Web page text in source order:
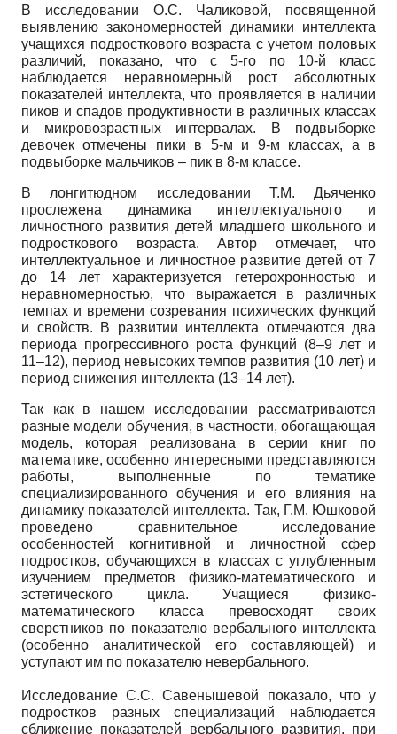
В исследовании О.С. Чаликовой, посвященной
выявлению закономерностей динамики интеллекта
учащихся подросткового возраста с учетом половых
различий, показано, что с 5-го по 10-й класс
наблюдается неравномерный рост абсолютных
показателей интеллекта, что проявляется в наличии
пиков и спадов продуктивности в различных классах
и микровозрастных интервалах. В подвыборке
девочек отмечены пики в 5-м и 9-м классах, а в
подвыборке мальчиков – пик в 8-м классе.
В лонгитюдном исследовании Т.М. Дьяченко
прослежена динамика интеллектуального и
личностного развития детей младшего школьного и
подросткового возраста. Автор отмечает, что
интеллектуальное и личностное развитие детей от 7
до 14 лет характеризуется гетерохронностью и
неравномерностью, что выражается в различных
темпах и времени созревания психических функций
и свойств. В развитии интеллекта отмечаются два
периода прогрессивного роста функций (8–9 лет и
11–12), период невысоких темпов развития (10 лет) и
период снижения интеллекта (13–14 лет).
Так как в нашем исследовании рассматриваются
разные модели обучения, в частности, обогащающая
модель, которая реализована в серии книг по
математике, особенно интересными представляются
работы, выполненные по тематике
специализированного обучения и его влияния на
динамику показателей интеллекта. Так, Г.М. Юшковой
проведено сравнительное исследование
особенностей когнитивной и личностной сфер
подростков, обучающихся в классах с углубленным
изучением предметов физико-математического и
эстетического цикла. Учащиеся физико-
математического класса превосходят своих
сверстников по показателю вербального интеллекта
(особенно аналитической его составляющей) и
уступают им по показателю невербального.
Исследование С.С. Савенышевой показало, что у
подростков разных специализаций наблюдается
сближение показателей вербального развития, при